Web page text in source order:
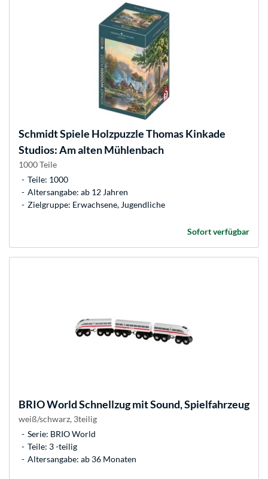
Schmidt Spiele Holzpuzzle Thomas Kinkade
Studios: Am alten Mühlenbach
1000 Teile
Teile: 1000
Altersangabe: ab 12 Jahren
Zielgruppe: Erwachsene, Jugendliche
Sofort verfügbar
BRIOWorld Schnellzug mit Sound, Spielfahrzeug
weiß/schwarz, 3teilig
Serie: BRIO World
Teile: 3 -teilig
Altersangabe: ab 36 Monaten